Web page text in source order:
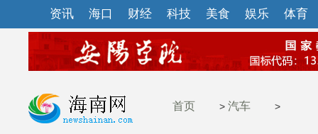
资讯 海口 财经 科技 美食 娱乐 体育
首页 > 汽车 >